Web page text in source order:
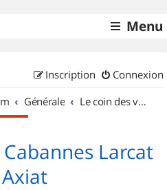
Menu
Connexion
Inscription
Générale Le coin des vidéastes
Larcat